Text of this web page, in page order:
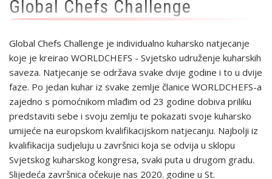
Global Chefs Challenge
Global Chefs Challenge je individualno kuharsko natjecanje
koje je kreirao WORLDCHEFS - Svjetsko udruženje kuharskih
saveza. Natjecanje se održava svake dvije godine i to u dvije
faze. Po jedan kuhar iz svake zemlje članice WORLDCHEFS-a
zajedno s pomoćnikom mlađim od 23 godine dobiva priliku
predstaviti sebe i svoju zemlju te pokazati svoje kuharsko
umijeće na europskom kvalifikacijskom natjecanju. Najbolji iz
kvalifikacija sudjeluju u završnici koja se odvija u sklopu
Svjetskog kuharskog kongresa, svaki puta u drugom gradu.
Slijedeća završnica očekuje nas 2020. godine u St.